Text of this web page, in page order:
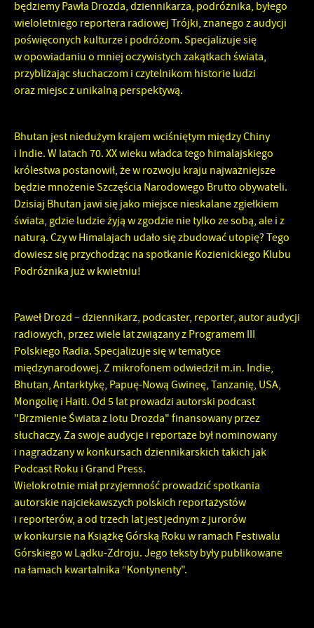
będziemy Pawła Drozda, dziennikarza, podróżnika, byłego
wieloletniego reportera radiowej Trójki, znanego z audycji
poświęconych kulturze i podróżom. Specjalizuje się
w opowiadaniu o mniej oczywistych zakątkach świata,
przybliżając słuchaczom i czytelnikom historie ludzi
oraz miejsc z unikalną perspektywą.
Bhutan jest niedużym krajem wciśniętym między Chiny
i Indie. W latach 70. XX wieku władca tego himalajskiego
królestwa postanowił, że w rozwoju kraju najważniejsze
będzie mnożenie Szczęścia Narodowego Brutto obywateli.
Dzisiaj Bhutan jawi się jako miejsce nieskalane zgiełkiem
świata, gdzie ludzie żyją w zgodzie nie tylko ze sobą, ale i z
naturą. Czy w Himalajach udało się zbudować utopię? Tego
dowiesz się przychodząc na spotkanie Kozienickiego Klubu
Podróżnika już w kwietniu!
Paweł Drozd – dziennikarz, podcaster, reporter, autor audycji
radiowych, przez wiele lat związany z Programem III
Polskiego Radia. Specjalizuje się w tematyce
międzynarodowej. Z mikrofonem odwiedził m.in. Indie,
Bhutan, Antarktykę, Papuę-Nową Gwineę, Tanzanię, USA,
Mongolię i Haiti. Od 5 lat prowadzi autorski podcast
"Brzmienie Świata z lotu Drozda" finansowany przez
słuchaczy. Za swoje audycje i reportaże był nominowany
i nagradzany w konkursach dziennikarskich takich jak
Podcast Roku i Grand Press.
Wielokrotnie miał przyjemność prowadzić spotkania
autorskie najciekawszych polskich reportażystów
i reporterów, a od trzech lat jest jednym z jurorów
w konkursie na Książkę Górską Roku w ramach Festiwalu
Górskiego w Lądku-Zdroju. Jego teksty były publikowane
na łamach kwartalnika “Kontynenty".